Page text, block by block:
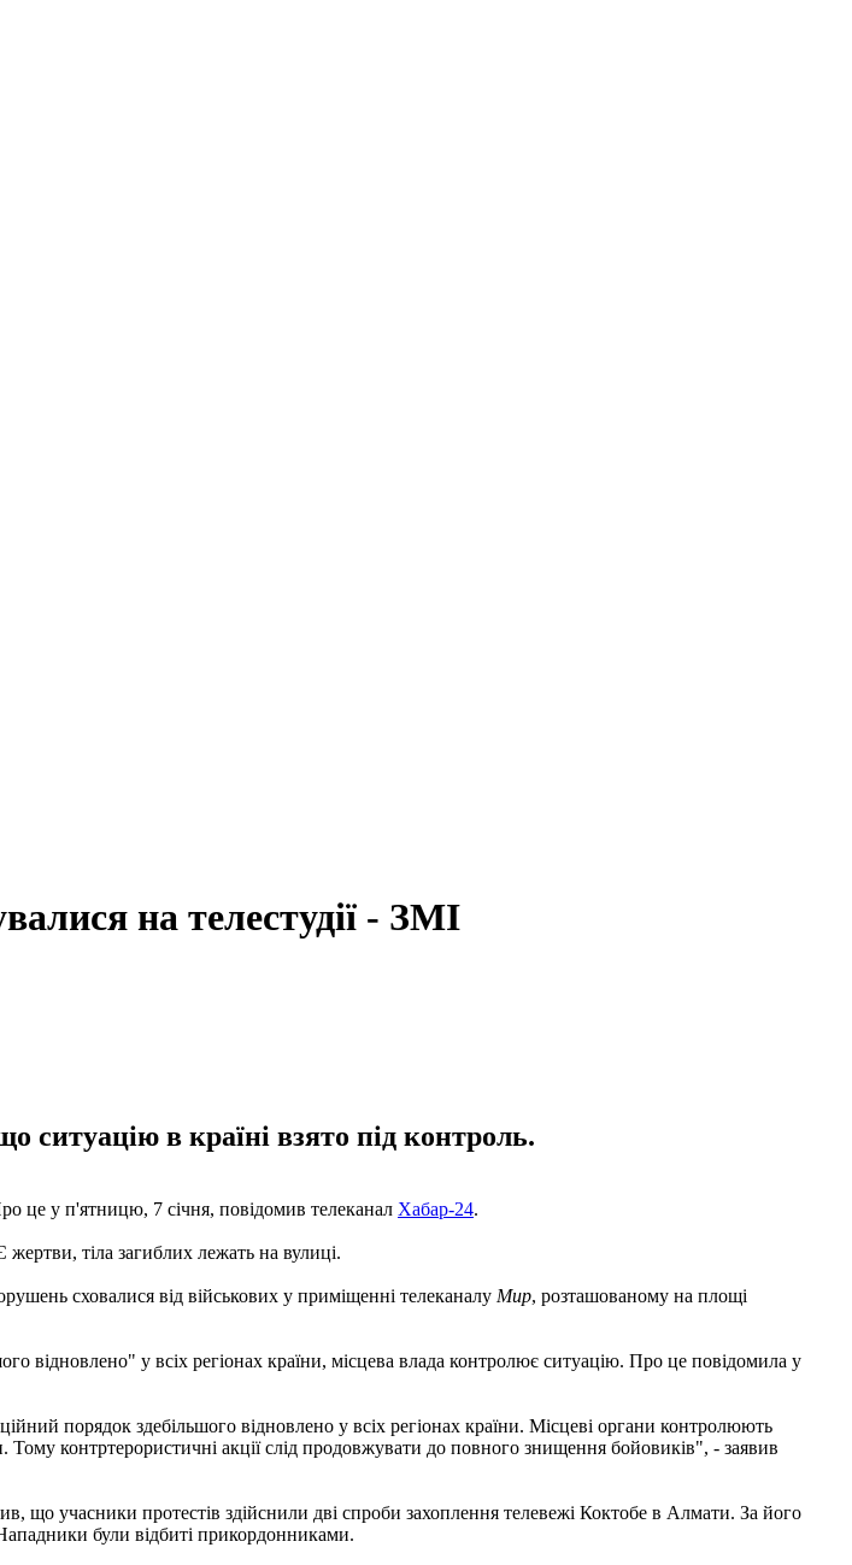
на телестудії - ЗМІ
ситуацію в країні взято під контроль.
це у п'ятницю, 7 січня, повідомив телеканал Хабар-24.
тіла загиблих лежать на вулиці.
сховалися від військових у приміщенні телеканалу Мир, розташованому на площі
у всіх регіонах країни, місцева влада контролює ситуацію. Про це повідомила у
порядок здебільшого відновлено у всіх регіонах країни. Місцеві органи контролюють
контртерористичні акції слід продовжувати до повного знищення бойовиків", - заявив
що учасники протестів здійснили дві спроби захоплення телевежі Коктобе в Алмати. За його
були відбиті прикордонниками.